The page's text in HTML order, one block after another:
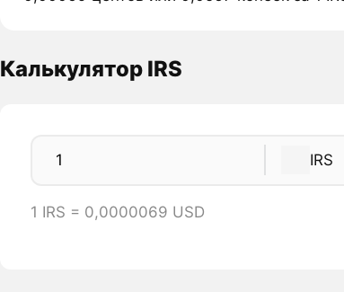
Калькулятор IRS
IRS
1 IRS = 0,0000069 USD